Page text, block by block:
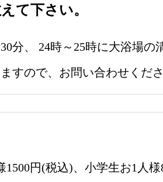
て下さい。
分、 24時～25時に大浴場
すので、お問い合わせくださ
円(税込)、小学生お1人